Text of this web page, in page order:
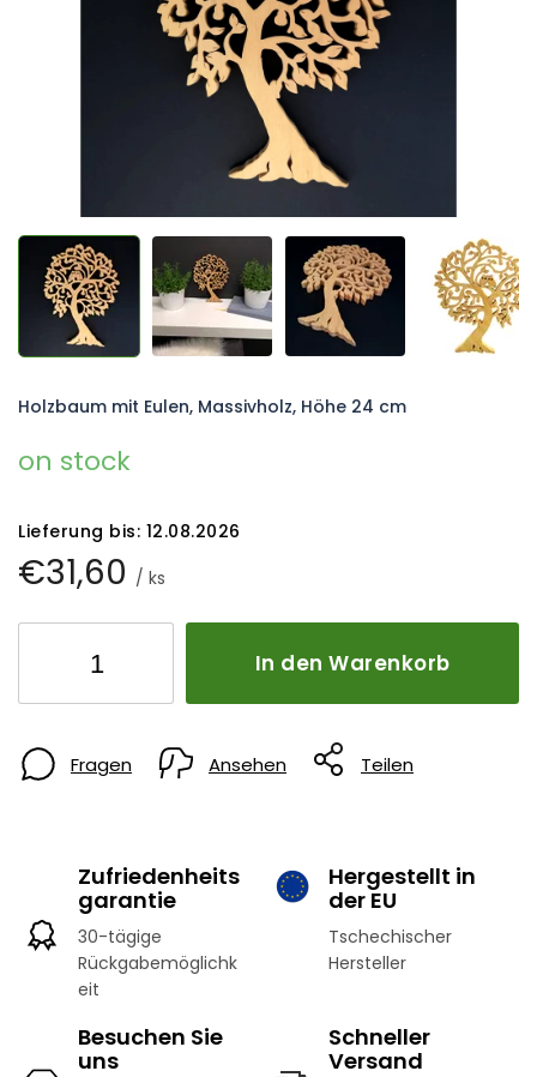
€31,60 / ks
on stock
Lieferung bis: 12.08.2026
In den Warenkorb
Holzbaum mit Eulen, Massivholz, Höhe 24 cm
Fragen Ansehen Teilen
Zufriedenheits
garantie
30-tägige
Rückgabemöglichk
eit
Hergestellt in
der EU
Tschechischer
Hersteller
Besuchen Sie
uns
Schneller
Versand